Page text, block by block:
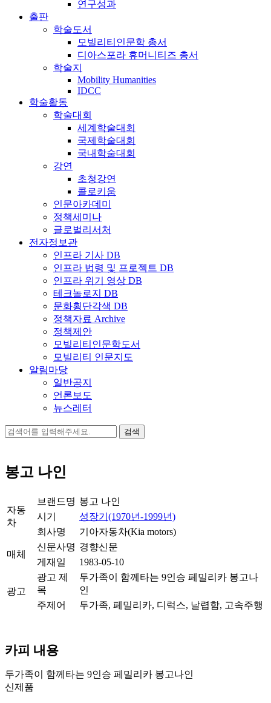
연구성과
출판
학술도서
모빌리티인문학 총서
디아스포라 휴머니티즈 총서
학술지
Mobility Humanities
IDCC
학술활동
학술대회
세계학술대회
국제학술대회
국내학술대회
강연
초청강연
콜로키움
인문아카데미
정책세미나
글로벌리서처
전자정보관
인프라 기사 DB
인프라 법령 및 프로젝트 DB
인프라 위기 영상 DB
테크놀로지 DB
문화횡단각색 DB
정책자료 Archive
정책제안
모빌리티인문학도서
모빌리티 인문지도
알림마당
일반공지
언론보도
뉴스레터
검
봉고 나인
자동
차
브랜드명 봉고 나인
시기
성장기(1970년-1999년)
회사명
기아자동차(Kia motors)
매체
신문사명 경향신문
게재일
1983-05-10
광고
광고 제
목
두가족이 함께타는 9인승 페밀리카 봉고나
인
주제어
두가족, 페밀리카, 디럭스, 날렵함, 고속주행
카피 내용
두가족이 함께타는 9인승 페밀리카 봉고나인
신제품